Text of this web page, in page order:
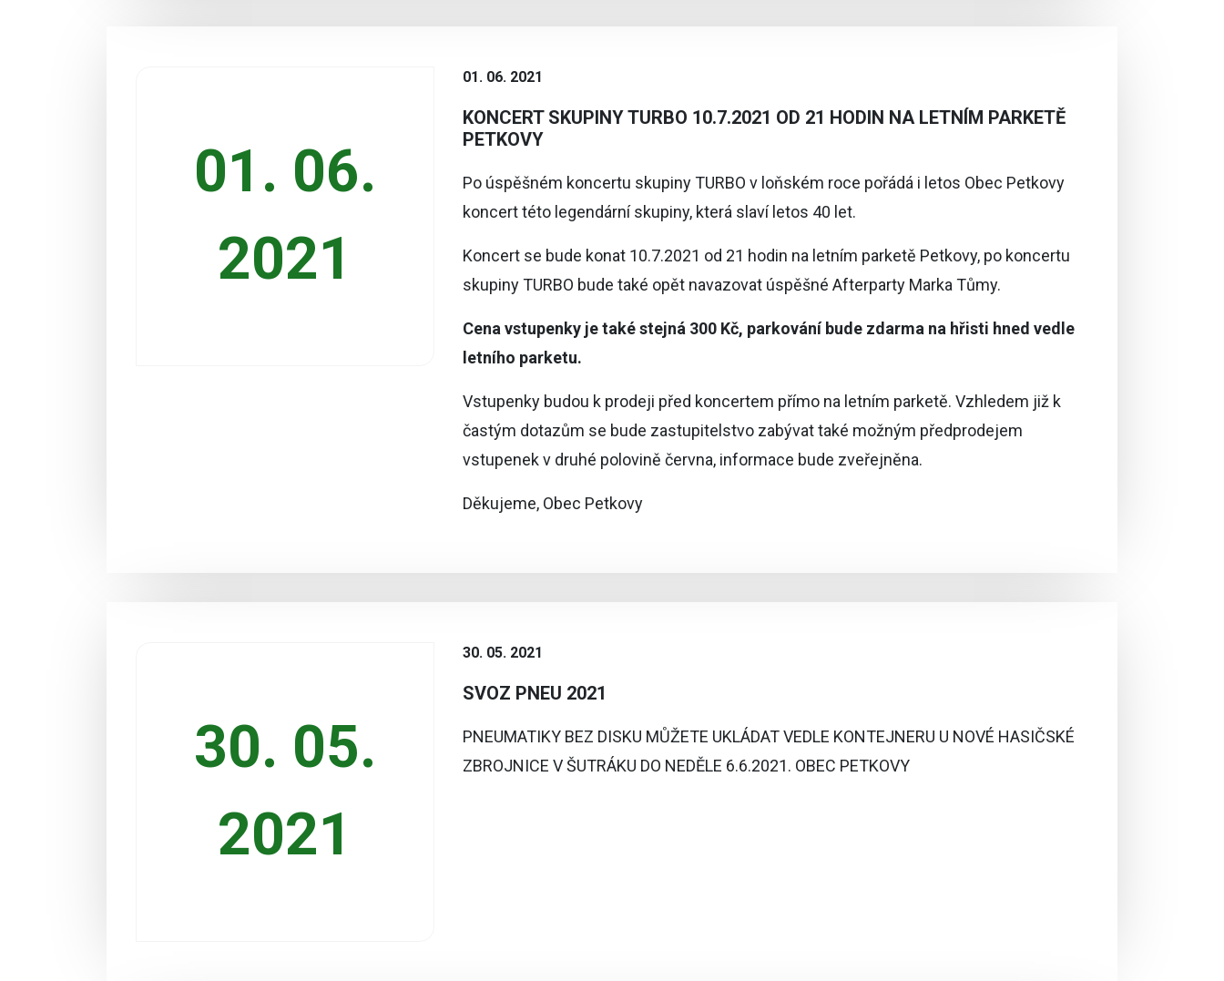
01. 06.
2021
01. 06. 2021
KONCERT SKUPINY TURBO 10.7.2021 OD 21 HODIN NA LETNÍM PARKETĚ
PETKOVY
Po úspěšném koncertu skupiny TURBO v loňském roce pořádá i letos Obec Petkovy
koncert této legendární skupiny, která slaví letos 40 let.
Koncert se bude konat 10.7.2021 od 21 hodin na letním parketě Petkovy, po koncertu
skupiny TURBO bude také opět navazovat úspěšné Afterparty Marka Tůmy.
Cena vstupenky je také stejná 300 Kč, parkování bude zdarma na hřisti hned vedle
letního parketu.
Vstupenky budou k prodeji před koncertem přímo na letním parketě. Vzhledem již k
častým dotazům se bude zastupitelstvo zabývat také možným předprodejem
vstupenek v druhé polovině června, informace bude zveřejněna.
Děkujeme, Obec Petkovy
30. 05.
2021
30. 05. 2021
SVOZ PNEU 2021
PNEUMATIKY BEZ DISKU MŮŽETE UKLÁDAT VEDLE KONTEJNERU U NOVÉ HASIČSKÉ
ZBROJNICE V ŠUTRÁKU DO NEDĚLE 6.6.2021. OBEC PETKOVY